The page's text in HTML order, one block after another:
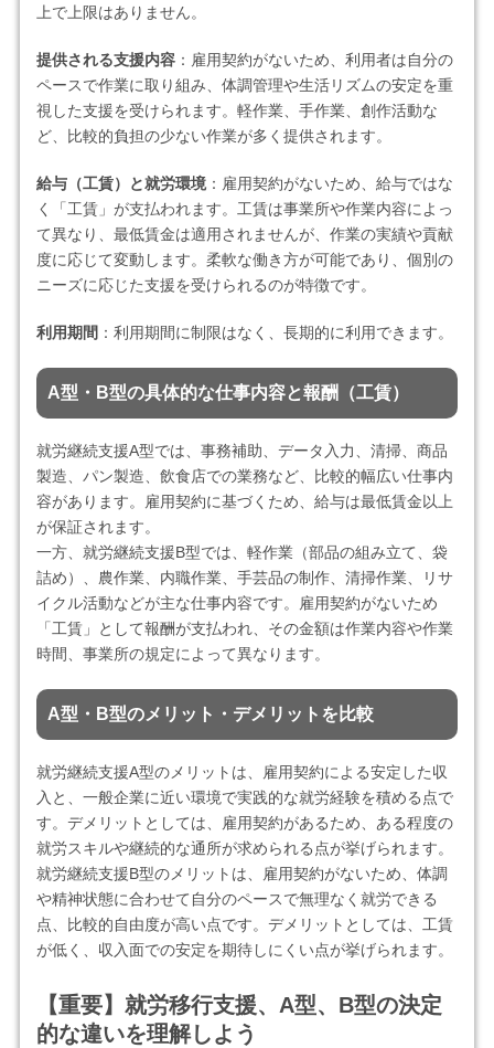
上で上限はありません。
提供される支援内容：雇用契約がないため、利用者は自分の
ペースで作業に取り組み、体調管理や生活リズムの安定を重
視した支援を受けられます。軽作業、手作業、創作活動な
ど、比較的負担の少ない作業が多く提供されます。
給与（工賃）と就労環境：雇用契約がないため、給与ではな
く「工賃」が支払われます。工賃は事業所や作業内容によっ
て異なり、最低賃金は適用されませんが、作業の実績や貢献
度に応じて変動します。柔軟な働き方が可能であり、個別の
ニーズに応じた支援を受けられるのが特徴です。
利用期間 ：利用期間に制限はなく、長期的に利用できます。
A型・B型の具体的な仕事内容と報酬（工賃）
就労継続支援A型では、事務補助、データ入力、清掃、商品
製造、パン製造、飲食店での業務など、比較的幅広い仕事内
容があります。雇用契約に基づくため、給与は最低賃金以上
が保証されます。
一方、就労継続支援B型では、軽作業（部品の組み立て、袋
詰め）、農作業、内職作業、手芸品の制作、清掃作業、リサ
イクル活動などが主な仕事内容です。雇用契約がないため
「工賃」として報酬が支払われ、その金額は作業内容や作業
時間、事業所の規定によって異なります。
A型・B型のメリット・デメリットを比較
就労継続支援A型のメリットは、雇用契約による安定した収
入と、一般企業に近い環境で実践的な就労経験を積める点で
す。デメリットとしては、雇用契約があるため、ある程度の
就労スキルや継続的な通所が求められる点が挙げられます。
就労継続支援B型のメリットは、雇用契約がないため、体調
や精神状態に合わせて自分のペースで無理なく就労できる
点、比較的自由度が高い点です。デメリットとしては、工賃
が低く、収入面での安定を期待しにくい点が挙げられます。
【重要】就労移行支援、A型、B型の決定
的な違いを理解しよう